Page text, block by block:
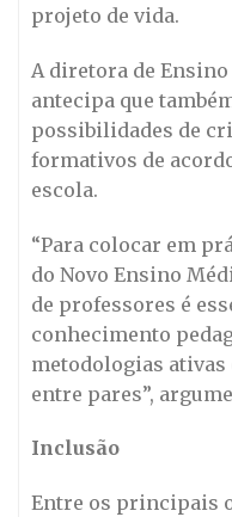
projeto de vida.
A diretora de
antecipa que
possibilidades de
formativos de
escola.
“Para colocar em
do Novo Ensino
de professores é
conhecimento
metodologias
entre pares”,
Inclusão
Entre os principais